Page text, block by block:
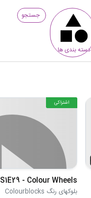
دسته بندی ها
جستجو
اشتراکی
S1E29 - Colour Wheels
بلوکهای رنگ Colourblocks